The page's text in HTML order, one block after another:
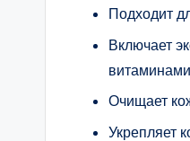
Подходит
Включает
Очищает
Укрепляет